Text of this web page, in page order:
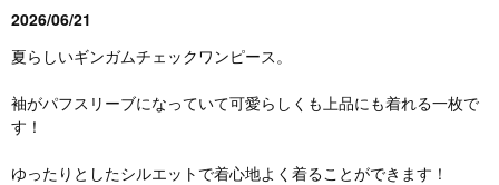
2026/06/21
夏らしいギンガムチェックワンピース。
袖がパフスリーブになっていて可愛らしくも上品にも着れる一枚で
す！
ゆったりとしたシルエットで着心地よく着ることができます！